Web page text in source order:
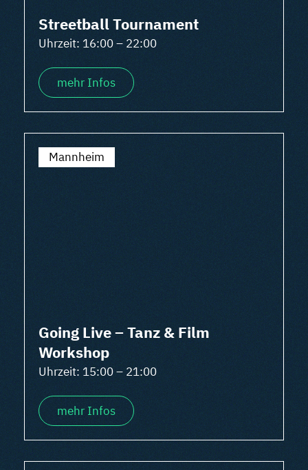
Streetball Tournament
Uhrzeit: 16:00 – 22:00
mehr Infos
Mannheim
Going Live – Tanz & Film
Workshop
Uhrzeit: 15:00 – 21:00
mehr Infos